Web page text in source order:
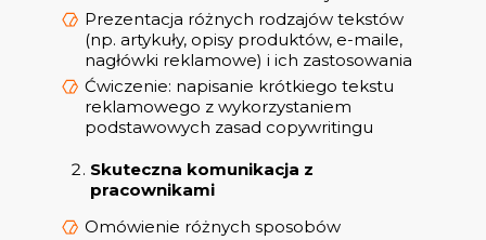
Prezentacja różnych rodzajów tekstów
(np. artykuły, opisy produktów, e-maile,
nagłówki reklamowe) i ich zastosowania
Ćwiczenie: napisanie krótkiego tekstu
reklamowego z wykorzystaniem
podstawowych zasad copywritingu
Skuteczna komunikacja z
pracownikami
Omówienie różnych sposobów